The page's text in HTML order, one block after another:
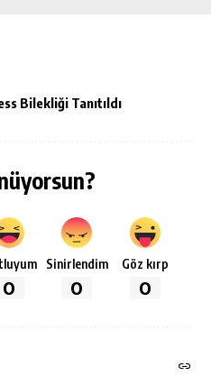
Bilekliği Tanıtıldı
0
Sinirlendim
0
Göz kırp
0